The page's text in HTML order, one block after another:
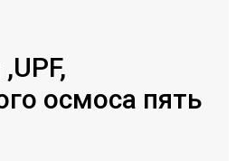
осмоса пять